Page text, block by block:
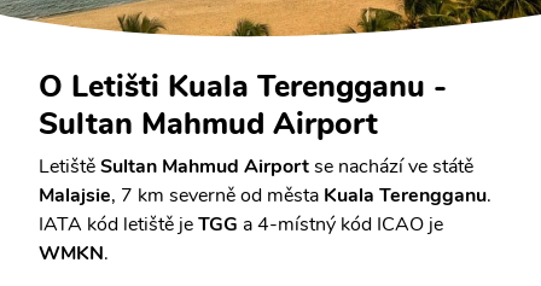
O Letišti Kuala Terengganu -
Sultan Mahmud Airport
LetištěSultan Mahmud Airportse nachází ve státě
Malajsie, 7 km severně od města Kuala Terengganu.
IATA kód letiště jeTGG a 4-místný kód ICAO je
WMKN.